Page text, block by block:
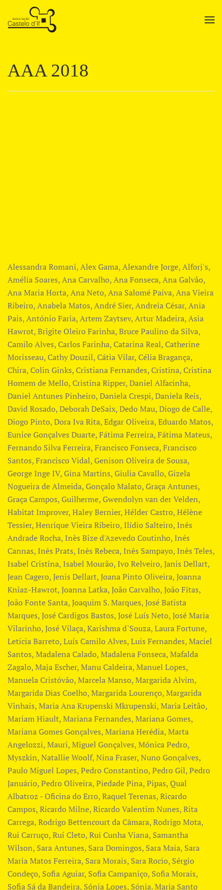
Skip to main content
AAA 2018
Alessandra Romani, Alex Gama, Alexandre Jorge, Alforj's,
Amélia Soares, Ana Carvalho, Ana Fonseca, Ana Galvão,
Ana Maria Horta, Ana Neto, Ana Salomé Paiva, Ana Vieira
Ribeiro, Anabela Matos, André Sier, Andreia César, Ania
Pais, António Faria, Artem Zaytsev, Artur Madeira, Asia
Hawrot, Brigite Oleiro Farinha​, Bruce Paulino da Silva,
Camilo Alves, Carlos Farinha, Catarina Real, Catherine
Morisseau, Cathy Douzil, Cátia Vilar, Célia Bragança,
Chira, Colin Ginks, Cristiana Fernandes, Cristina, Cristina
Homem de Mello, Cristina Ripper, ​Daniel Alfacinha,
Daniel Antunes Pinheiro, Daniela Crespi, ​Daniela Reis,
David Rosado, Deborah DeSaix, Dedo Mau, Diogo de Calle,
Diogo Pinto, Dora Iva Rita, Edgar Oliveira, Eduardo Matos,
Eunice Gonçalves Duarte, Fátima Ferreira, Fátima Mateus,
Fernando Silva Ferreira, Francisco Fonseca, Francisco
Santos, Francisco Vidal, Genison Oliveira de Sousa,
George Inge IV, Gina Martins, Giulia Cavallo, Gizela
Nogueira de Almeida, Gonçalo Malato, Graça Antunes,
Graça Campos, Guilherme, Gwendolyn van der Velden,
Habitat Improver, Haley Bernier, Hélder Castro, Hélène
Tessier, Henrique Vieira Ribeiro, Ilídio Salteiro, Inês
Andrade Rocha, Inès Bize d'Azevedo Coutinho, Inés
Cannas, Inês Prats, Inês Rebeca, Inês Sampayo, Inês Teles,
Isabel Cristina, Isabel Mourão, Ivo Relveiro, Janis Dellart,
Jean Cagero, Jenis Dellart, Joana Pinto Oliveira, Joanna
Kniaz-Hawrot, Joanna Latka, João Carvalho, João Fitas,
João Fonte Santa, Joaquim S. Marques, José Batista
Marques, José Cardigos Bastos, José Luís Neto, ​José Maria
Vilarinho, José Vilaça, Karishma d`Souza, Laura Fortune,
Leticia Barreto, Luís Camilo Alves, Luis Fernandes, Maciel
Santos, Madalena Calado, Madalena Fonseca, Mafalda
Zagalo, Maja Escher, Manu Caldeira, ​Manuel Lopes,
Manuela Cristóvão, Marcela Manso, ​Margarida Alvim,
Margarida Dias Coelho, Margarida Lourenço, Margarida
Vinhais, Maria Ana Krupenski Mkrupenski, Maria Leitão,
Mariam Hiault, Mariana Fernandes, Mariana Gomes,
Mariana Gomes Gonçalves, Mariana Herédia, Marta
Angelozzi, Mauri, Miguel Gonçalves, Mónica Pedro,
Myszkin, Natallie Woolf, Nina Fraser, Nuno Gonçalves,
Paulo Miguel Lopes, Pedro Constantino, Pedro Gil, Pedro
Januário, Pedro Oliveira, Piedade Pina, Pipas, Qual
Albatroz - Oficina do Erro, Raquel Terenas, Ricardo
Campos, Ricardo Milne, Ricardo Valentim Nunes, Rita
Carrega, Rodrigo Bettencourt da Câmara, Rodrigo Mota,
Rui Carruço, Rui Cleto, Rui Cunha Viana, Samantha
Wilson, Sara Antunes, Sara Domingos, Sara Maia, Sara
Maria Matos Ferreira, Sara Morais, Sara Rocio, Sérgio
Condeço, Sofia Aguiar, Sofia Campaniço, Sofia Morais,
Sofia Sá da Bandeira, Sónia Lopes, Sónia. Maria Santo